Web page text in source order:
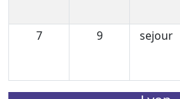
7
9 sejour